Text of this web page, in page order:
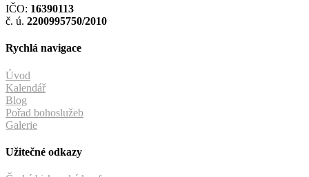
IČO: 16390113
č. ú. 2200995750/2010
Rychlá navigace
Úvod
Kalendář
Blog
Pořad bohoslužeb
Galerie
Užitečné odkazy